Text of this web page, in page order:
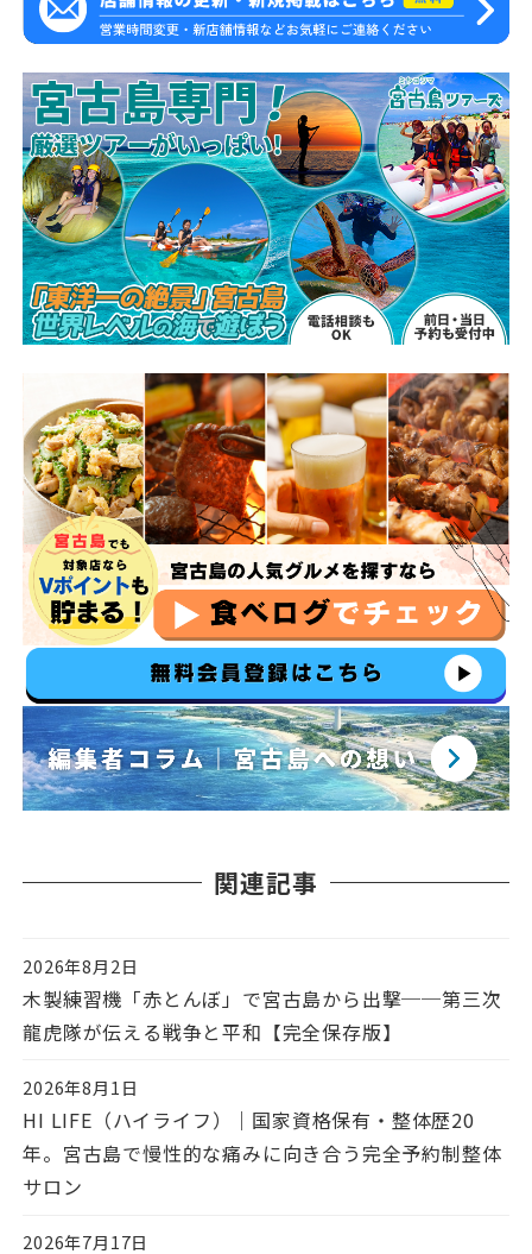
関連記事
投稿日
2026年8月2日
木製練習機「赤とんぼ」で宮古島から出撃──第三次
龍虎隊が伝える戦争と平和【完全保存版】
投稿日
2026年8月1日
HI LIFE（ハイライフ）｜国家資格保有・整体歴20
年。宮古島で慢性的な痛みに向き合う完全予約制整体
サロン
2026年7月17日